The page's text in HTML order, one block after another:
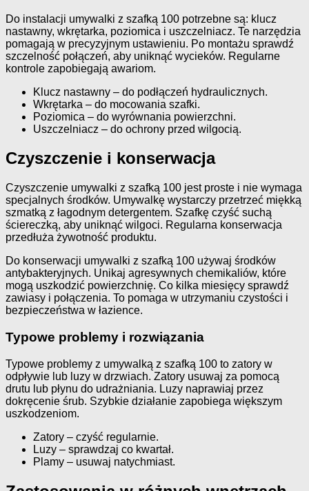
Do instalacji umywalki z szafką 100 potrzebne są: klucz
nastawny, wkrętarka, poziomica i uszczelniacz. Te narzędzia
pomagają w precyzyjnym ustawieniu. Po montażu sprawdź
szczelność połączeń, aby uniknąć wycieków. Regularne
kontrole zapobiegają awariom.
Klucz nastawny – do podłączeń hydraulicznych.
Wkrętarka – do mocowania szafki.
Poziomica – do wyrównania powierzchni.
Uszczelniacz – do ochrony przed wilgocią.
Czyszczenie i konserwacja
Czyszczenie umywalki z szafką 100 jest proste i nie wymaga
specjalnych środków. Umywalkę wystarczy przetrzeć miękką
szmatką z łagodnym detergentem. Szafkę czyść suchą
ściereczką, aby uniknąć wilgoci. Regularna konserwacja
przedłuża żywotność produktu.
Do konserwacji umywalki z szafką 100 używaj środków
antybakteryjnych. Unikaj agresywnych chemikaliów, które
mogą uszkodzić powierzchnię. Co kilka miesięcy sprawdź
zawiasy i połączenia. To pomaga w utrzymaniu czystości i
bezpieczeństwa w łazience.
Typowe problemy i rozwiązania
Typowe problemy z umywalką z szafką 100 to zatory w
odpływie lub luzy w drzwiach. Zatory usuwaj za pomocą
drutu lub płynu do udrażniania. Luzy naprawiaj przez
dokręcenie śrub. Szybkie działanie zapobiega większym
uszkodzeniom.
Zatory – czyść regularnie.
Luzy – sprawdzaj co kwartał.
Plamy – usuwaj natychmiast.